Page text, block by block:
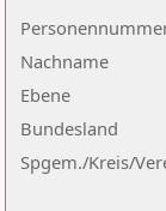
Nachname
Ebene
Bundesland
Spgem./Kreis/